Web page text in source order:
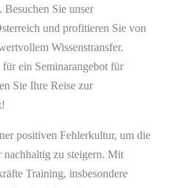
Sie unser
und profitieren Sie von
Wissenstransfer.
ein Seminarangebot für
Sie Ihre Reise zur
positiven Fehlerkultur, um die
zu steigern. Mit
Training, insbesondere